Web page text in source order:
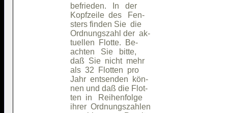
                   befrieden.   In   der
                   Kopfzeile  des   Fen-
                   sters finden Sie  die
                   Ordnungszahl der  ak-
                   tuellen  Flotte.  Be-
                   achten   Sie   bitte,
                   daß  Sie  nicht  mehr
                   als  32  Flotten  pro
                   Jahr  entsenden  kön-
                   nen und daß die Flot-
                   ten  in   Reihenfolge
                   ihrer  Ordnungszahlen